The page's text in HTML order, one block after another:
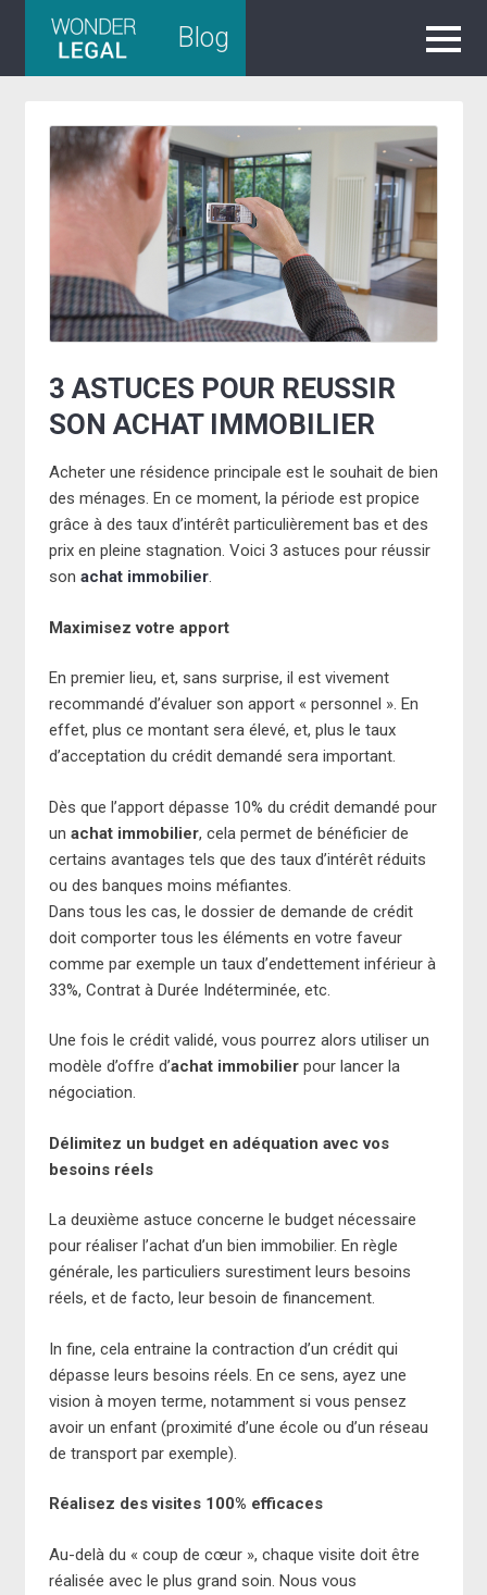
Blog
3 ASTUCES POUR REUSSIR
SON ACHAT IMMOBILIER
Acheter une résidence principale est le souhait de bien
des ménages. En ce moment, la période est propice
grâce à des taux d’intérêt particulièrement bas et des
prix en pleine stagnation. Voici 3 astuces pour réussir
son achat immobilier.
Maximisez votre apport
En premier lieu, et, sans surprise, il est vivement
recommandé d’évaluer son apport « personnel ». En
effet, plus ce montant sera élevé, et, plus le taux
d’acceptation du crédit demandé sera important.
Dès que l’apport dépasse 10% du crédit demandé pour
un achat immobilier, cela permet de bénéficier de
certains avantages tels que des taux d’intérêt réduits
ou des banques moins méfiantes.
Dans tous les cas, le dossier de demande de crédit
doit comporter tous les éléments en votre faveur
comme par exemple un taux d’endettement inférieur à
33%, Contrat à Durée Indéterminée, etc.
Une fois le crédit validé, vous pourrez alors utiliser un
modèle d’offre d’achat immobilier pour lancer la
négociation.
Délimitez un budget en adéquation avec vos
besoins réels
La deuxième astuce concerne le budget nécessaire
pour réaliser l’achat d’un bien immobilier. En règle
générale, les particuliers surestiment leurs besoins
réels, et de facto, leur besoin de financement.
In fine, cela entraine la contraction d’un crédit qui
dépasse leurs besoins réels. En ce sens, ayez une
vision à moyen terme, notamment si vous pensez
avoir un enfant (proximité d’une école ou d’un réseau
de transport par exemple).
Réalisez des visites 100% efficaces
Au-delà du « coup de cœur », chaque visite doit être
réalisée avec le plus grand soin. Nous vous